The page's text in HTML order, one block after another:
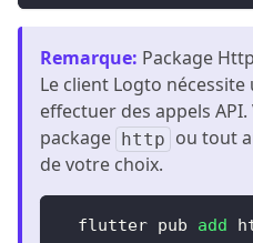
Remarque: Package
Le client Logto
effectuer des appels
package http ou tout
de votre choix.
  flutter pub
add